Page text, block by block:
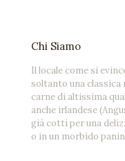
Chi Siamo
Il locale come si
soltanto una classica
carne di altissima
anche irlandese
già cotti per una
o in un morbido